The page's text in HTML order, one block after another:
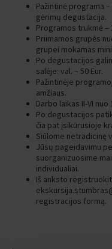
Pažintinė programa
gėrimų degustacija.
Programos trukmė –
Priimamos grupės
grupei mokamas
Po degustacijos
salėje: val. – 50 Eur.
Pažintinėje
amžiaus.
Darbo laikas II-VI nuo
Po degustacijos
čia pat įsikūrusioje
Siūlome netradicinę
Jūsų pageidavimu
suorganizuosime
individualiai.
Iš anksto
registracijos formą.